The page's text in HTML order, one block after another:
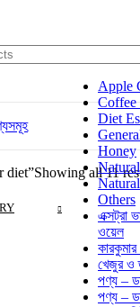
Apple
Coffee
Diet
Honey
Others
এক্সট্রা
ওয়েল
খেজুর ও
পণ্য –
পণ্য –
diet”Showing all 11